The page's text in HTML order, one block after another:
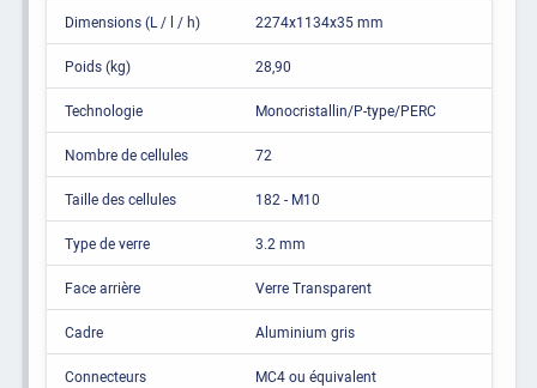
Dimensions (L / l / h) 2274x1134x35 mm
Poids (kg) 28,90
Technologie Monocristallin/P-type/PERC
Nombre de cellules 72
Taille des cellules 182 - M10
Type de verre 3.2 mm
Face arrière Verre Transparent
Cadre Aluminium gris
Connecteurs MC4 ou équivalent